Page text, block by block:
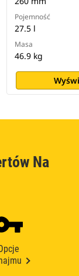
Pojemność
27.5 l
Masa
46.9 kg
Na